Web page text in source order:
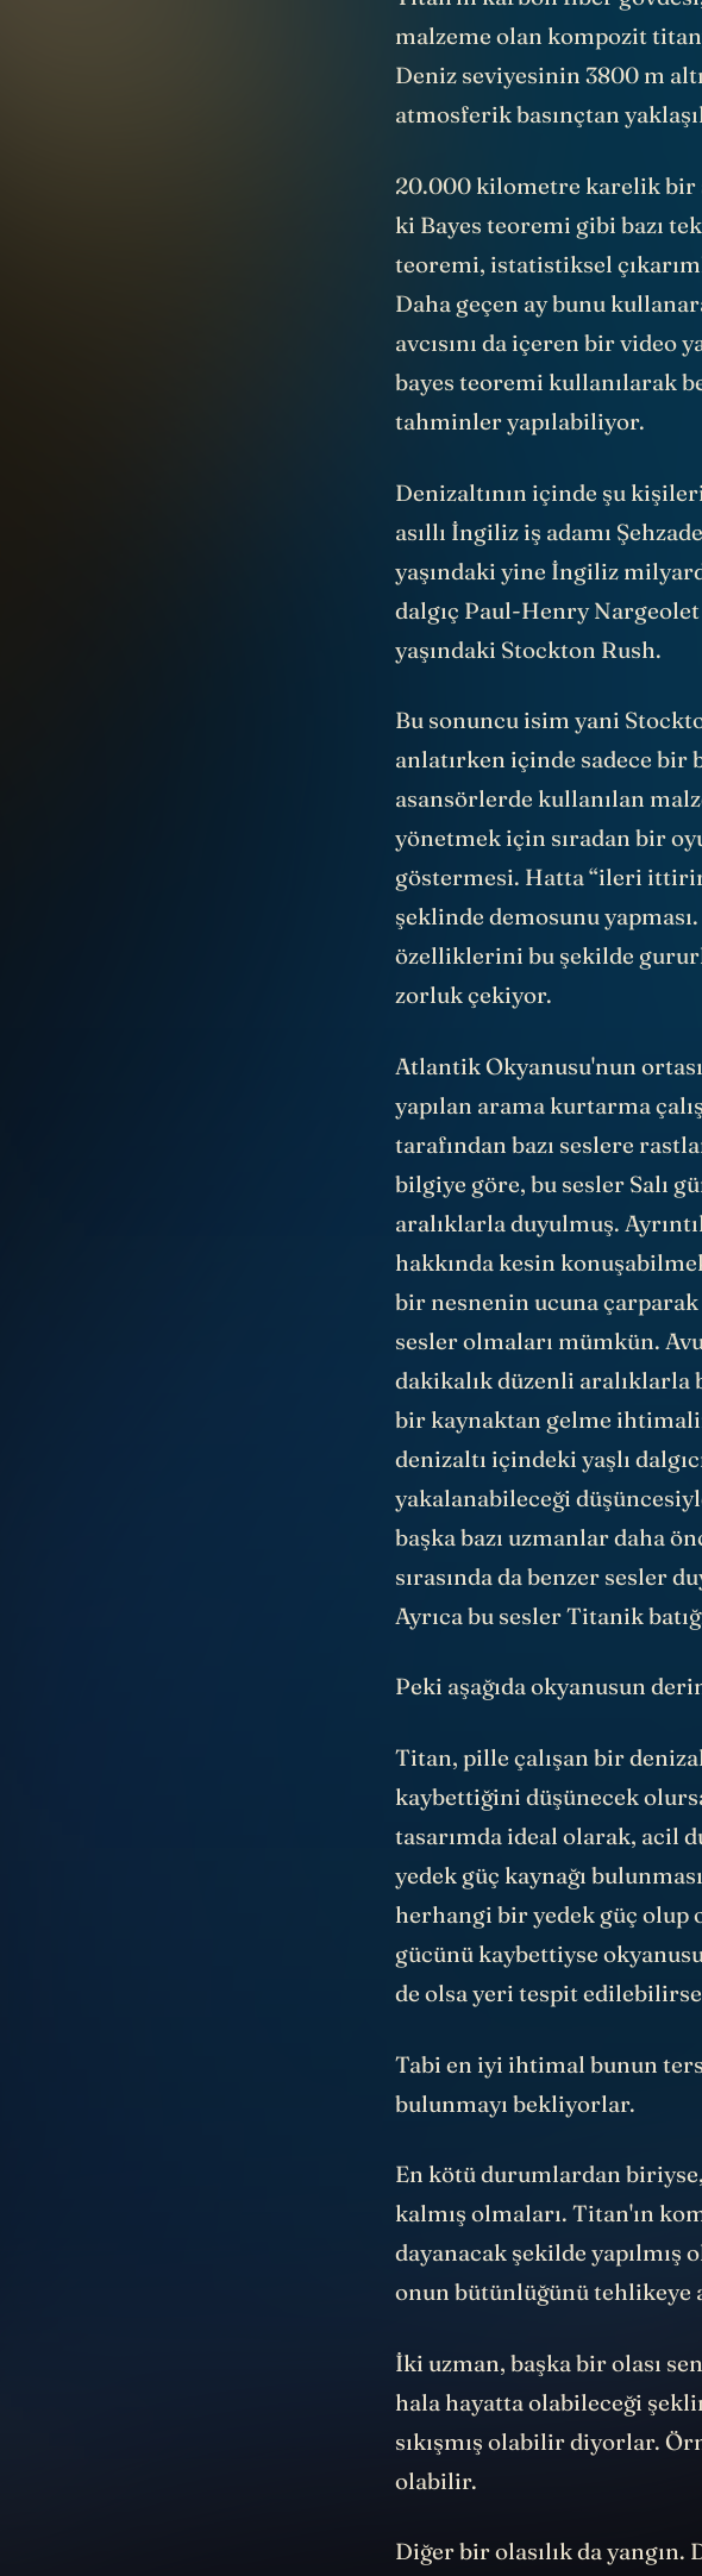
malzeme olan kompozit
Deniz seviyesinin 3800 m
atmosferik basınçtan
20.000 kilometre karelik bir
ki Bayes teoremi gibi bazı
teoremi, istatistiksel
Daha geçen ay bunu
avcısını da içeren bir
video
bayes teoremi kullanılarak
tahminler yapılabiliyor.
asıllı İngiliz iş adamı
yaşındaki yine İngiliz
dalgıç Paul-Henry Nargeolet
yaşındaki Stockton Rush.
Bu sonuncu isim yani
anlatırken içinde sadece bir
asansörlerde kullanılan
yönetmek için sıradan bir
göstermesi. Hatta “ileri
şeklinde demosunu
özelliklerini bu şekilde
zorluk çekiyor.
Atlantik Okyanusu'nun
yapılan arama kurtarma
tarafından bazı seslere
bilgiye göre, bu sesler Salı
aralıklarla duyulmuş.
hakkında kesin
bir nesnenin ucuna
sesler olmaları mümkün.
dakikalık düzenli aralıklarla
bir kaynaktan gelme
denizaltı içindeki yaşlı
yakalanabileceği
başka bazı uzmanlar daha
sırasında da benzer sesler
Ayrıca bu sesler Titanik
Peki aşağıda okyanusun
Titan, pille çalışan bir
kaybettiğini düşünecek
tasarımda ideal olarak, acil
yedek güç kaynağı
herhangi bir yedek güç olup
gücünü kaybettiyse
de olsa yeri tespit edilebilirse
bulunmayı bekliyorlar.
En kötü durumlardan biriyse,
kalmış olmaları. Titan'ın
dayanacak şekilde yapılmış
onun bütünlüğünü tehlikeye
İki uzman, başka bir olası
hala hayatta olabileceği
sıkışmış olabilir diyorlar.
olabilir.
Diğer bir olasılık da yangın.